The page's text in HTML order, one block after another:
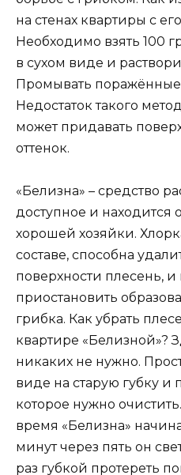
на стенах квартиры с
Необходимо взять 100
в сухом виде и
Промывать поражённые
Недостаток такого
может придавать
оттенок.
«Белизна» – средство
доступное и находится
хорошей хозяйки.
составе, способна
поверхности плесень,
приостановить
грибка. Как убрать
квартире «Белизной»?
никаких не нужно.
виде на старую губку и
которое нужно
время «Белизна»
минут через пять он
раз губкой протереть